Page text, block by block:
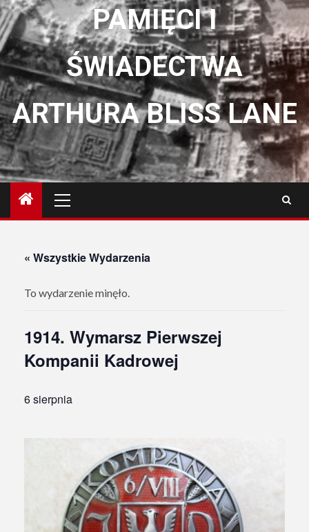
PAMIĘCI I
ŚWIADECTWA
ARTHURA BLISS LANE
główne
« Wszystkie Wydarzenia
To wydarzenie minęło.
1914. Wymarsz Pierwszej
Kompanii Kadrowej
6 sierpnia